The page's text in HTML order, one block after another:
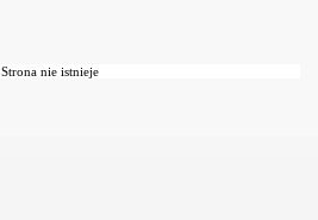
Strona nie istnieje